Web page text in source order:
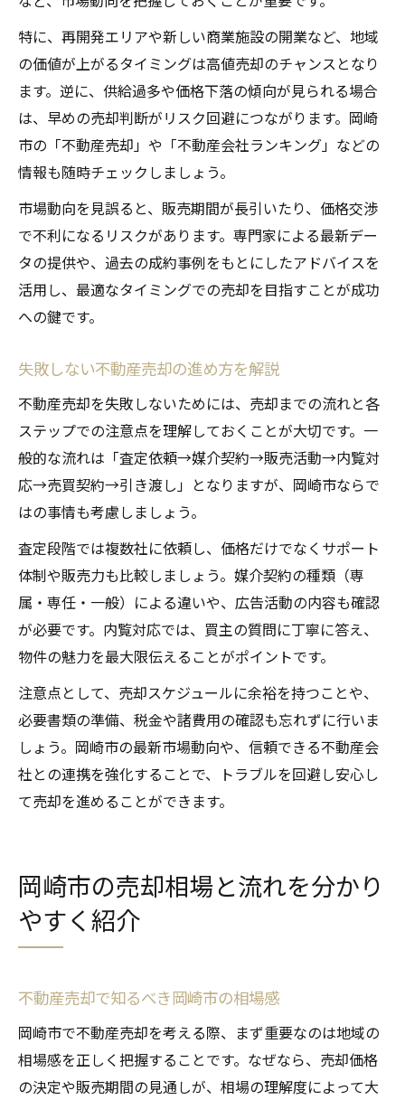
特に、再開発エリアや新しい商業施設の開業など、地域
の価値が上がるタイミングは高値売却のチャンスとなり
ます。逆に、供給過多や価格下落の傾向が見られる場合
は、早めの売却判断がリスク回避につながります。岡崎
市の「不動産売却」や「不動産会社ランキング」などの
情報も随時チェックしましょう。
市場動向を見誤ると、販売期間が長引いたり、価格交渉
で不利になるリスクがあります。専門家による最新デー
タの提供や、過去の成約事例をもとにしたアドバイスを
活用し、最適なタイミングでの売却を目指すことが成功
への鍵です。
失敗しない不動産売却の進め方を解説
不動産売却を失敗しないためには、売却までの流れと各
ステップでの注意点を理解しておくことが大切です。一
般的な流れは「査定依頼→媒介契約→販売活動→内覧対
応→売買契約→引き渡し」となりますが、岡崎市ならで
はの事情も考慮しましょう。
査定段階では複数社に依頼し、価格だけでなくサポート
体制や販売力も比較しましょう。媒介契約の種類（専
属・専任・一般）による違いや、広告活動の内容も確認
が必要です。内覧対応では、買主の質問に丁寧に答え、
物件の魅力を最大限伝えることがポイントです。
注意点として、売却スケジュールに余裕を持つことや、
必要書類の準備、税金や諸費用の確認も忘れずに行いま
しょう。岡崎市の最新市場動向や、信頼できる不動産会
社との連携を強化することで、トラブルを回避し安心し
て売却を進めることができます。
岡崎市の売却相場と流れを分かり
やすく紹介
不動産売却で知るべき岡崎市の相場感
岡崎市で不動産売却を考える際、まず重要なのは地域の
相場感を正しく把握することです。なぜなら、売却価格
の決定や販売期間の見通しが、相場の理解度によって大